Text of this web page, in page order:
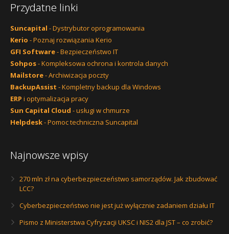
Przydatne linki
Suncapital - Dystrybutor oprogramowania
Kerio - Poznaj rozwiązania Kerio
GFI Software- Bezpieczeństwo IT
Sohpos- Kompleksowa ochrona i kontrola danych
Mailstore- Archiwizacja poczty
BackupAssist - Kompletny backup dla Windows
ERP i optymalizacja pracy
Sun Capital Cloud - usługi w chmurze
Helpdesk- Pomoc techniczna Suncapital
Najnowsze wpisy
270 mln zł na cyberbezpieczeństwo samorządów. Jak zbudować
LCC?
Cyberbezpieczeństwo nie jest już wyłącznie zadaniem działu IT
Pismo z Ministerstwa Cyfryzacji UKSC i NIS2 dla JST – co zrobić?